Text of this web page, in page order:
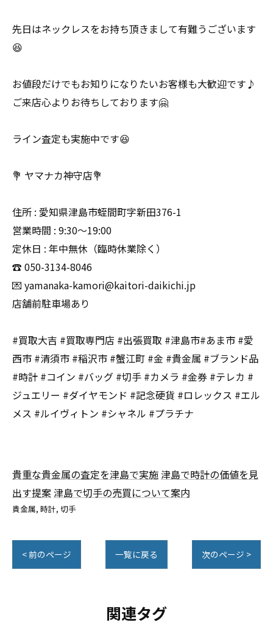
先日はネックレスをお持ち頂きまして有難うございます
😆
お値段だけでもお知りになりたいお客様も大歓迎です♪
ご来店心よりお待ちしております🤗
ライン査定も実施中です😆
💐 ヤマナカ神守店💐
住所 : 愛知県津島市蛭間町字新田376-1
営業時間 : 9:30〜19:00
定休日 : 年中無休（臨時休業除く）
☎️ 050-3134-8046
💌 yamanaka-kamori@kaitori-daikichi.jp
店舗前駐車場あり
#買取大吉 #買取専門店 #出張買取 #津島市#あま市 #愛
西市 #清須市 #稲沢市 #蟹江町 #金 #貴金属 #ブランド品
#時計 #コイン #バッグ #切手 #カメラ #金券 #テレカ #
ジュエリー #ダイヤモンド #記念硬貨 #ロレックス #エル
メス #ルイヴィトン #シャネル #プラチナ
貴重な貴金属の査定を津島で実施 津島で時計の価値を見
出す提案 津島で切手の売買について案内
貴金属 時計 切手
< 前のページ 一覧に戻る 次のページ >
関連タグ